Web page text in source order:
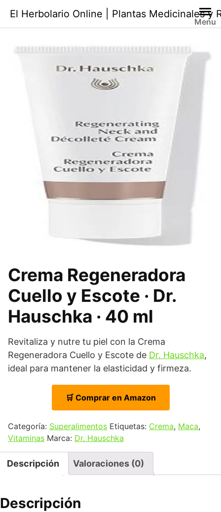
contenido
El Herbolario Online | Plantas Medicinales y
Menu
Crema Regeneradora
Cuello y Escote · Dr.
Hauschka · 40 ml
Revitaliza y nutre tu piel con la Crema
Regeneradora Cuello y Escote de Dr. Hauschka,
ideal para mantener la elasticidad y firmeza.
🛒 Comprar en Amazon
Categoría: Superalimentos Etiquetas: Crema, Maca,
Vitaminas Marca: Dr. Hauschka
Descripción Valoraciones (0)
Descripción